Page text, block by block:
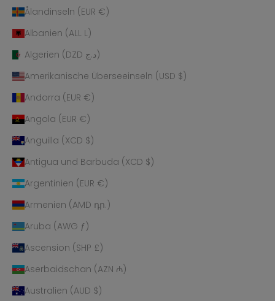
Ålandinseln (EUR €)
Albanien (ALL L)
Algerien (DZD د.ج)
Amerikanische Überseeinseln (USD $)
Andorra (EUR €)
Angola (EUR €)
Anguilla (XCD $)
Antigua und Barbuda (XCD $)
Argentinien (EUR €)
Armenien (AMD դր.)
Aruba (AWG ƒ)
Ascension (SHP £)
Aserbaidschan (AZN ₼)
Australien (AUD $)